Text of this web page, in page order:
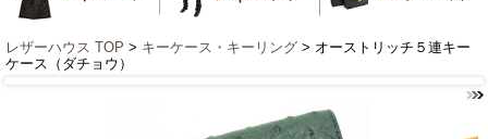
レザーハウス TOP > キーケース・キーリング > オーストリッチ５連キー
ケース（ダチョウ）